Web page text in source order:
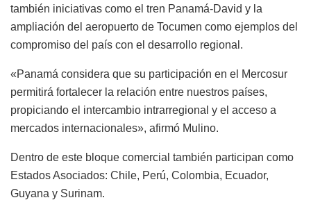
también iniciativas como el tren Panamá-David y la
ampliación del aeropuerto de Tocumen como ejemplos del
compromiso del país con el desarrollo regional.
«Panamá considera que su participación en el Mercosur
permitirá fortalecer la relación entre nuestros países,
propiciando el intercambio intrarregional y el acceso a
mercados internacionales», afirmó Mulino.
Dentro de este bloque comercial también participan como
Estados Asociados: Chile, Perú, Colombia, Ecuador,
Guyana y Surinam.